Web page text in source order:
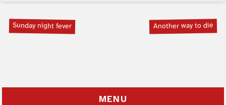
Sunday night fever Another way to die
MENU